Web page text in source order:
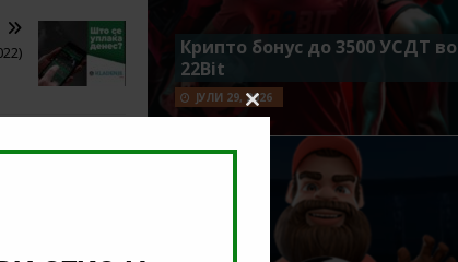
Крипто бонус до 3500 УСДТ во
22Bit
ЈУЛИ 29, 2026
Close
module